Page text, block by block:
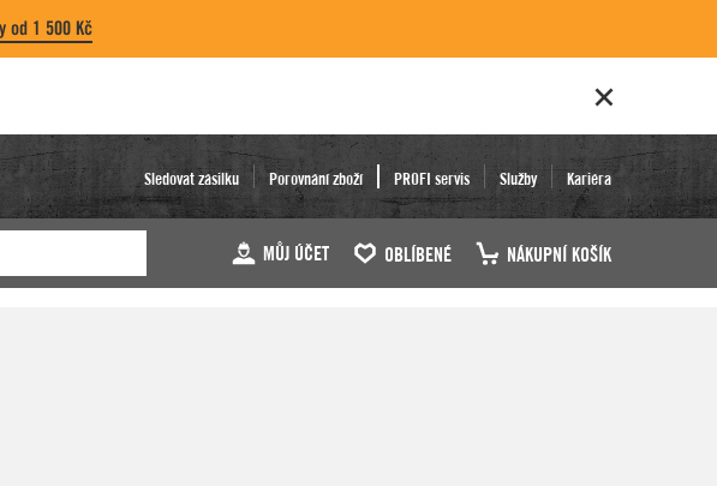
od 1 500 Kč
Sledovat zásilku Porovnání zboží PROFI servis Služby Kariéra
MŮJ ÚČET OBLÍBENÉ NÁKUPNÍ KOŠÍK